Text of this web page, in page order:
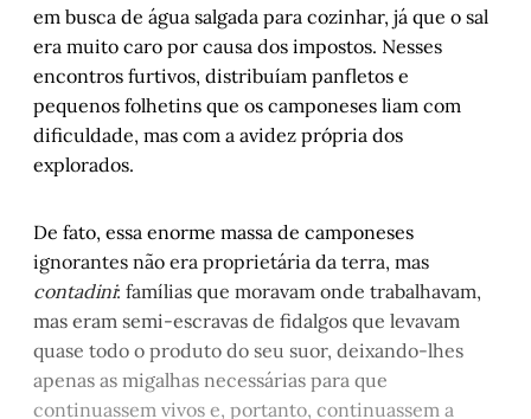
em busca de água salgada para cozinhar, já que o sal
era muito caro por causa dos impostos. Nesses
encontros furtivos, distribuíam panfletos e
pequenos folhetins que os camponeses liam com
dificuldade, mas com a avidez própria dos
explorados.
De fato, essa enorme massa de camponeses
ignorantes não era proprietária da terra, mas
contadini: famílias que moravam onde trabalhavam,
mas eram semi-escravas de fidalgos que levavam
quase todo o produto do seu suor, deixando-lhes
apenas as migalhas necessárias para que
continuassem vivos e, portanto, continuassem a